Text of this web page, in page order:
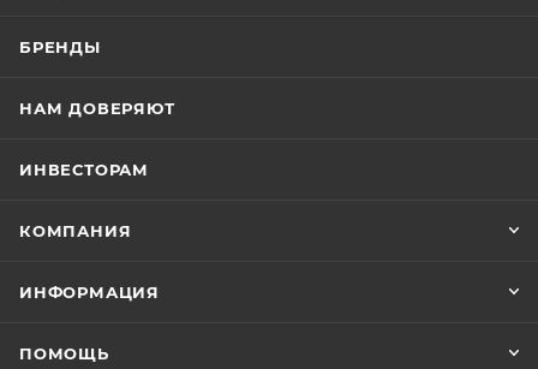
БРЕНДЫ
НАМ ДОВЕРЯЮТ
ИНВЕСТОРАМ
КОМПАНИЯ
ИНФОРМАЦИЯ
ПОМОЩЬ